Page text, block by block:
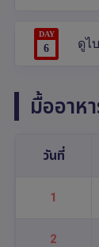
DAY
6 ดูไ
มื้ออาห
วันที่
1
2